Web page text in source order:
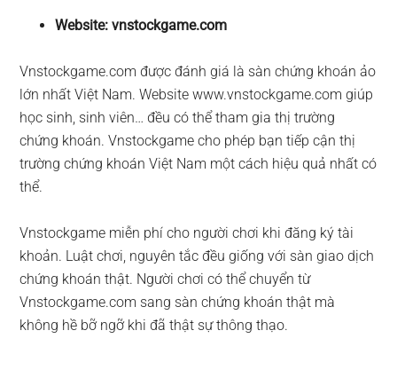
Website: vnstockgame.com
Vnstockgame.com được đánh giá là sàn chứng khoán ảo
lớn nhất Việt Nam. Website www.vnstockgame.com giúp
học sinh, sinh viên… đều có thể tham gia thị trường
chứng khoán. Vnstockgame cho phép bạn tiếp cận thị
trường chứng khoán Việt Nam một cách hiệu quả nhất có
thể.
Vnstockgame miễn phí cho người chơi khi đăng ký tài
khoản. Luật chơi, nguyên tắc đều giống với sàn giao dịch
chứng khoán thật. Người chơi có thể chuyển từ
Vnstockgame.com sang sàn chứng khoán thật mà
không hề bỡ ngỡ khi đã thật sự thông thạo.